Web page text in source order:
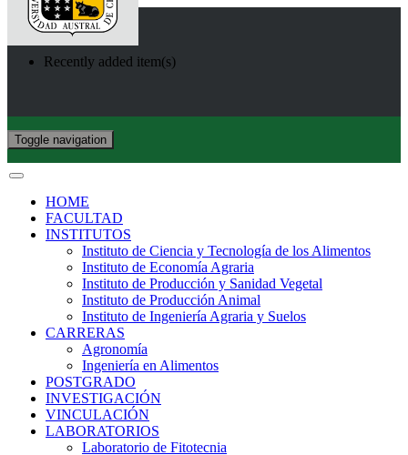
Recently added item(s)
Toggle navigation
HOME
FACULTAD
INSTITUTOS
Instituto de Ciencia y Tecnología de los Alimentos
Instituto de Economía Agraria
Instituto de Producción y Sanidad Vegetal
Instituto de Producción Animal
Instituto de Ingeniería Agraria y Suelos
CARRERAS
Agronomía
Ingeniería en Alimentos
POSTGRADO
INVESTIGACIÓN
VINCULACIÓN
LABORATORIOS
Laboratorio de Fitotecnia